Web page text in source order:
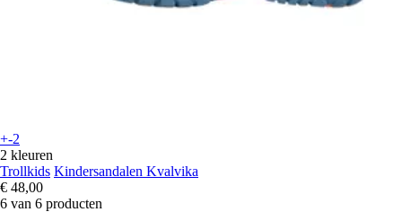
+-2
2 kleuren
Trollkids Kindersandalen Kvalvika
€ 48,00
6 van 6 producten